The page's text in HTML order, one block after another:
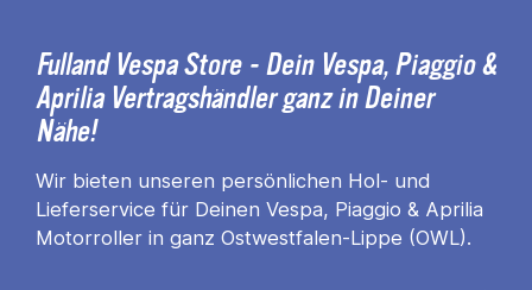
Fulland Vespa Store - Dein Vespa, Piaggio &
Aprilia Vertragshändler ganz in Deiner
Nähe!
Wir bieten unseren persönlichen Hol- und
Lieferservice für Deinen Vespa, Piaggio & Aprilia
Motorroller in ganz Ostwestfalen-Lippe (OWL).